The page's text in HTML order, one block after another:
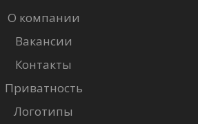
О компании
Вакансии
Контакты
Приватность
Логотипы